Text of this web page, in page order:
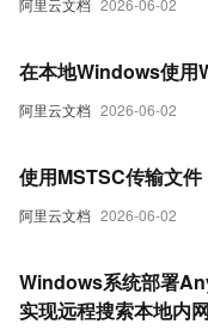
阿里云文档 2026-06-02
阿里云文档 2026-06-02
在本地Windows使用
阿里云文档 2026-06-02
使用MSTSC传输文件
Windows系统部署
实现远程搜索本地内